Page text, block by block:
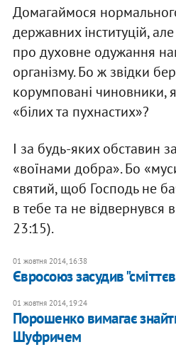
Домагаймося
державних інституцій,
про духовне одужання
організму. Бо ж звідки
корумповані чиновники,
«білих та пухнастих»?
І за будь-яких обставин
«воїнами добра». Бо
святий, щоб Господь не
в тебе та не відвернувся
23:15).
01 жовтня 2014, 16:38
Євросоюз засудив
01 жовтня 2014, 19:24
Порошенко вимагає
Шуфричем